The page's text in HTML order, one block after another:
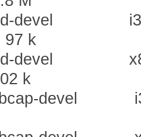
devel
97 k
devel
k